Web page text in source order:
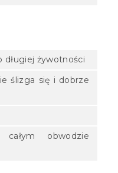
długiej żywotności
ślizga się i dobrze
obwodzie